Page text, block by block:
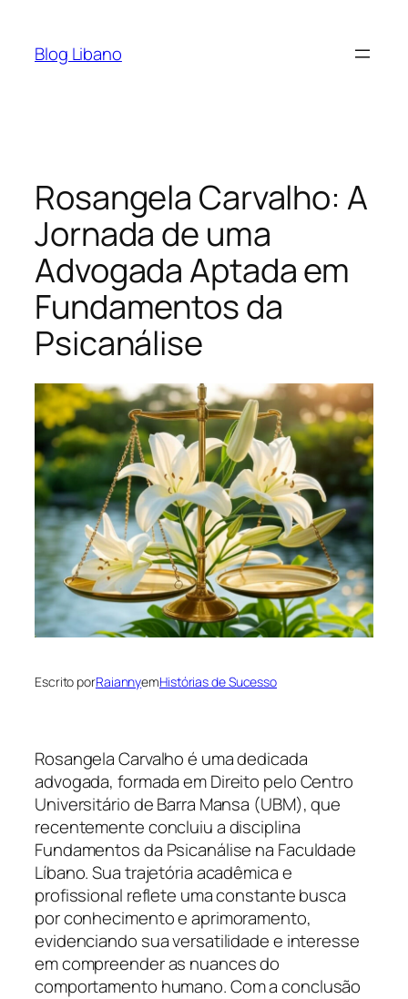
Blog Libano
Rosangela Carvalho: A
Jornada de uma
Advogada Aptada em
Fundamentos da
Psicanálise
Escrito porRaiannyemHistórias de Sucesso
Rosangela Carvalho é uma dedicada
advogada, formada em Direito pelo Centro
Universitário de Barra Mansa (UBM), que
recentemente concluiu a disciplina
Fundamentos da Psicanálise na Faculdade
Líbano. Sua trajetória acadêmica e
profissional reflete uma constante busca
por conhecimento e aprimoramento,
evidenciando sua versatilidade e interesse
em compreender as nuances do
comportamento humano. Com a conclusão